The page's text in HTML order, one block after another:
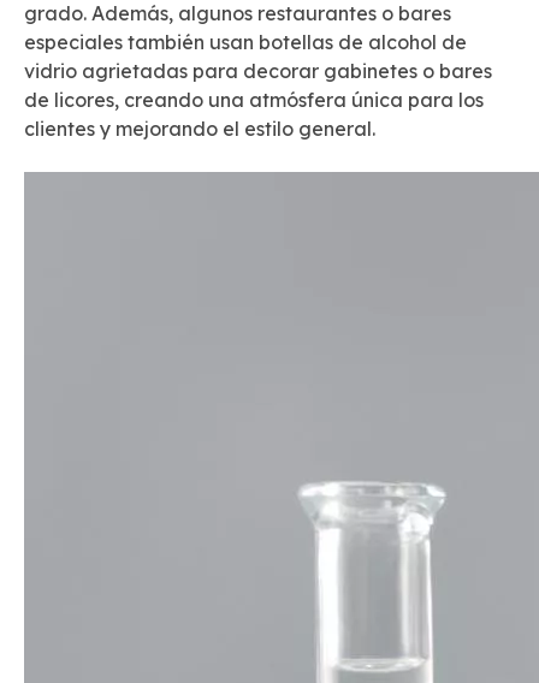
grado. Además, algunos restaurantes o bares
especiales también usan botellas de alcohol de
vidrio agrietadas para decorar gabinetes o bares
de licores, creando una atmósfera única para los
clientes y mejorando el estilo general.